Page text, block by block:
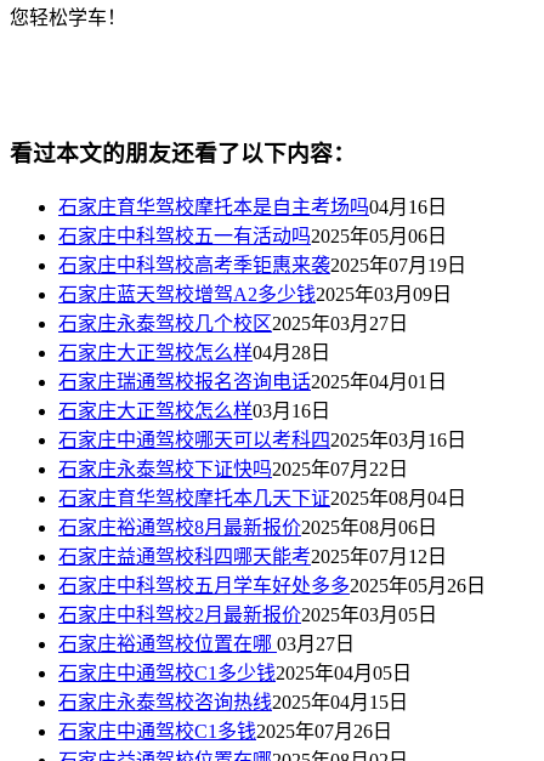
您轻松学车！
看过本文的朋友还看了以下内容：
石家庄育华驾校摩托本是自主考场吗04月16日
石家庄中科驾校五一有活动吗2025年05月06日
石家庄中科驾校高考季钜惠来袭2025年07月19日
石家庄蓝天驾校增驾A2多少钱2025年03月09日
石家庄永泰驾校几个校区2025年03月27日
石家庄大正驾校怎么样04月28日
石家庄瑞通驾校报名咨询电话2025年04月01日
石家庄大正驾校怎么样03月16日
石家庄中通驾校哪天可以考科四2025年03月16日
石家庄永泰驾校下证快吗2025年07月22日
石家庄育华驾校摩托本几天下证2025年08月04日
石家庄裕通驾校8月最新报价2025年08月06日
石家庄益通驾校科四哪天能考2025年07月12日
石家庄中科驾校五月学车好处多多2025年05月26日
石家庄中科驾校2月最新报价2025年03月05日
石家庄裕通驾校位置在哪 03月27日
石家庄中通驾校C1多少钱2025年04月05日
石家庄永泰驾校咨询热线2025年04月15日
石家庄中通驾校C1多钱2025年07月26日